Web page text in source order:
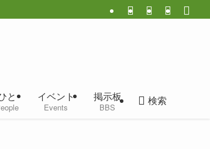
と イベント
Events
掲示板
BBS
検索